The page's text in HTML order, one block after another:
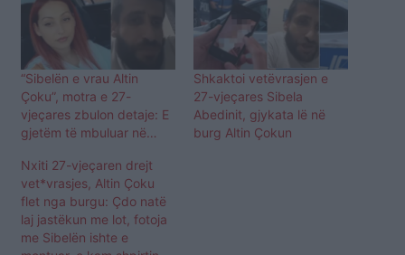
“Sibelën e vrau Altin
Çoku”, motra e 27-
vjeçares zbulon detaje: E
gjetëm të mbuluar në…
Shkaktoi vetëvrasjen e
27-vjeçares Sibela
Abedinit, gjykata lë në
burg Altin Çokun
Nxiti 27-vjeçaren drejt
vet*vrasjes, Altin Çoku
flet nga burgu: Çdo natë
laj jastëkun me lot, fotoja
me Sibelën ishte e